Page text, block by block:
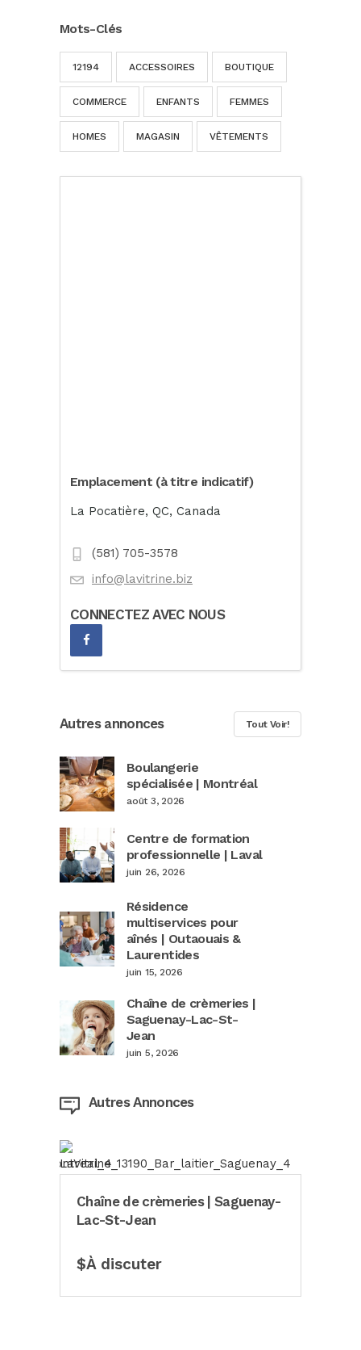
Mots-Clés
12194 ACCESSOIRES BOUTIQUE
COMMERCE ENFANTS FEMMES
HOMES MAGASIN VÊTEMENTS
Emplacement (à titre indicatif)
La Pocatière, QC, Canada
(581) 705-3578
info@lavitrine.biz
CONNECTEZ AVEC NOUS
Autres annonces Tout Voir!
Boulangerie
spécialisée | Montréal
août 3, 2026
Centre de formation
professionnelle | Laval
juin 26, 2026
Résidence
multiservices pour
aînés | Outaouais &
Laurentides
juin 15, 2026
Chaîne de crèmeries |
Saguenay-Lac-St-
Jean
juin 5, 2026
Autres Annonces
Chaîne de crèmeries | Saguenay-
Lac-St-Jean
$À discuter